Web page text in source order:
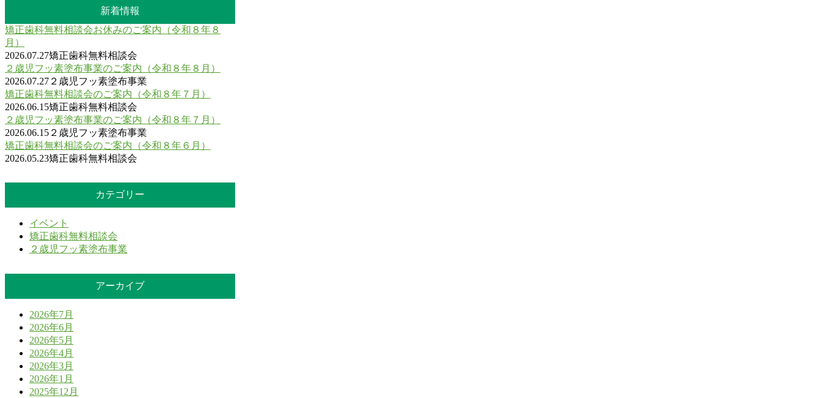
新着情報
矯正歯科無料相談会お休みのご案内（令和８年８
月）
2026.07.27矯正歯科無料相談会
２歳児フッ素塗布事業のご案内（令和８年８月）
2026.07.27 ２歳児フッ素塗布事業
矯正歯科無料相談会のご案内（令和８年７月）
2026.06.15矯正歯科無料相談会
２歳児フッ素塗布事業のご案内（令和８年７月）
2026.06.15 ２歳児フッ素塗布事業
矯正歯科無料相談会のご案内（令和８年６月）
2026.05.23矯正歯科無料相談会
カテゴリー
イベント
矯正歯科無料相談会
２歳児フッ素塗布事業
アーカイブ
2026年7月
2026年6月
2026年5月
2026年4月
2026年3月
2026年1月
2025年12月